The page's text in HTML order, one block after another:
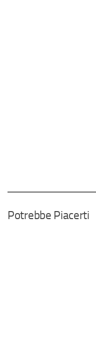
Potrebbe Piacerti